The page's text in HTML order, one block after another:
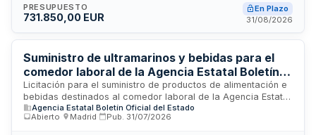
colonias de animales de laboratorio necesarios para sus
programas de investigación. El contrato incluye la posibilidad
normativa de contratos públicos.
PRESUPUESTO
731.850,00 EUR
En Plazo
31/08/2026
Suministro de ultramarinos y bebidas para el
comedor laboral de la Agencia Estatal Boletín
Oficial del Estado
Licitación para el suministro de productos de alimentación e
bebidas destinados al comedor laboral de la Agencia Estatal
Boletín Oficial del Estado ubicado en Madrid. El contrato
comprende ultramarinos variados como aceites, lácteos,
Agencia Estatal Boletín Oficial del Estado
Abierto
Madrid Pub. 31/07/2026